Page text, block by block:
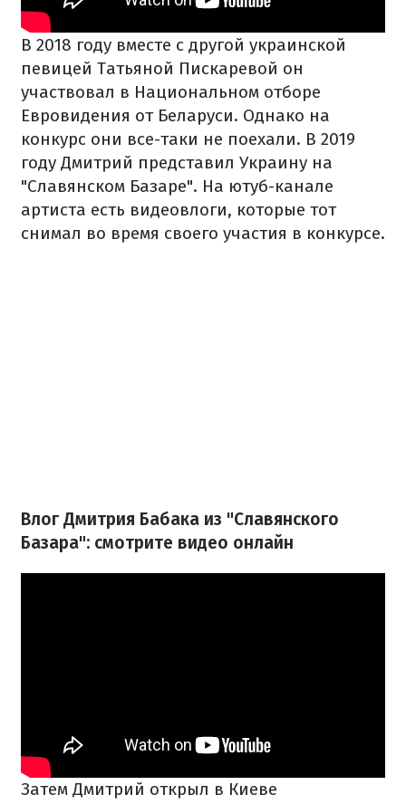
В 2018 году вместе с другой украинской
певицей Татьяной Пискаревой он
участвовал в Национальном отборе
Евровидения от Беларуси. Однако на
конкурс они все-таки не поехали. В 2019
году Дмитрий представил Украину на
"Славянском Базаре". На ютуб-канале
артиста есть видеовлоги, которые тот
снимал во время своего участия в конкурсе.
Влог Дмитрия Бабака из "Славянского
Базара": смотрите видео онлайн
Затем Дмитрий открыл в Киеве